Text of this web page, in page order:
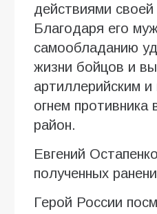
действиями своей
Благодаря его
самообладанию
жизни бойцов и
артиллерийским
огнем противника
район.
Евгений
полученных
Герой России